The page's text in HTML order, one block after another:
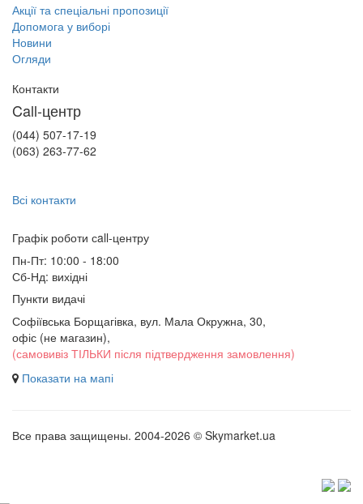
Акції та спеціальні пропозиції
Допомога у виборі
Новини
Огляди
Контакти
Call-центр
(044) 507-17-19
(063) 263-77-62
Всі контакти
Графік роботи сall-центру
Пн-Пт: 10:00 - 18:00
Сб-Нд: вихідні
Пункти видачі
Софіївська Борщагівка, вул. Мала Окружна, 30,
офіс (не магазин),
(самовивіз ТІЛЬКИ після підтвердження замовлення)
Показати на мапі
Все права защищены. 2004-2026 © Skymarket.ua